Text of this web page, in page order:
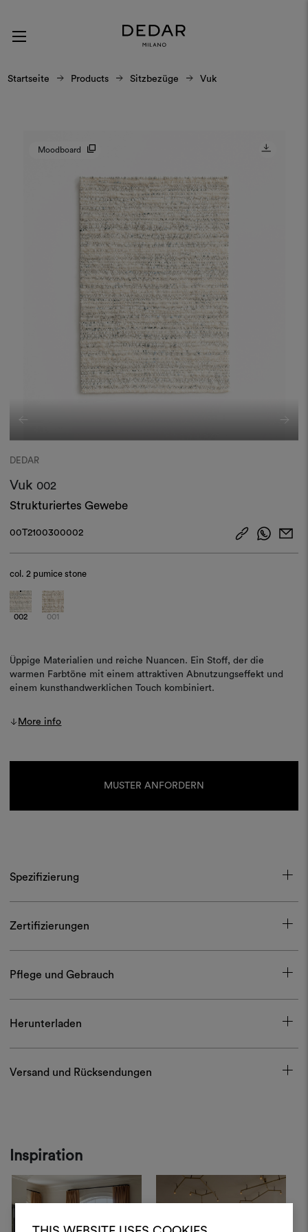
Startseite Products Sitzbezüge Vuk
Moodboard
DEDAR
Vuk 002
Strukturiertes Gewebe
00T2100300002
col.2 pumice stone
002 001
Üppige Materialien und reiche Nuancen. Ein Stoff, der die
warmen Farbtöne mit einem attraktiven Abnutzungseffekt und
einem kunsthandwerklichen Touch kombiniert.
More info
MUSTER ANFORDERN
Spezifizierung
Zertifizierungen
Pflege und Gebrauch
Herunterladen
Versand und Rücksendungen
Inspiration